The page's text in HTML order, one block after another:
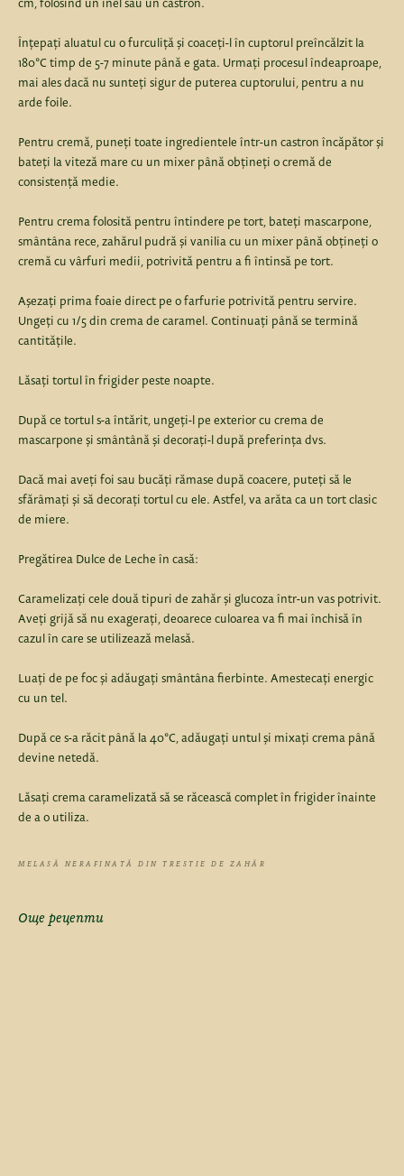
cm, folosind un inel sau un castron.
Înțepați aluatul cu o furculiță și coaceți-l în cuptorul preîncălzit la
180°C timp de 5-7 minute până e gata. Urmați procesul îndeaproape,
mai ales dacă nu sunteți sigur de puterea cuptorului, pentru a nu
arde foile.
Pentru cremă, puneți toate ingredientele într-un castron încăpător și
bateți la viteză mare cu un mixer până obțineți o cremă de
consistență medie.
Pentru crema folosită pentru întindere pe tort, bateți mascarpone,
smântâna rece, zahărul pudră și vanilia cu un mixer până obțineți o
cremă cu vârfuri medii, potrivită pentru a fi întinsă pe tort.
Așezați prima foaie direct pe o farfurie potrivită pentru servire.
Ungeți cu 1/5 din crema de caramel. Continuați până se termină
cantitățile.
Lăsați tortul în frigider peste noapte.
După ce tortul s-a întărit, ungeți-l pe exterior cu crema de
mascarpone și smântână și decorați-l după preferința dvs.
Dacă mai aveți foi sau bucăți rămase după coacere, puteți să le
sfărâmați și să decorați tortul cu ele. Astfel, va arăta ca un tort clasic
de miere.
Pregătirea Dulce de Leche în casă:
Caramelizați cele două tipuri de zahăr și glucoza într-un vas potrivit.
Aveți grijă să nu exagerați, deoarece culoarea va fi mai închisă în
cazul în care se utilizează melasă.
Luați de pe foc și adăugați smântâna fierbinte. Amestecați energic
cu un tel.
După ce s-a răcit până la 40°C, adăugați untul și mixați crema până
devine netedă.
Lăsați crema caramelizată să se răcească complet în frigider înainte
de a o utiliza.
MELASĂ NERAFINATĂ DIN TRESTIE DE ZAHĂR
Още рецепти